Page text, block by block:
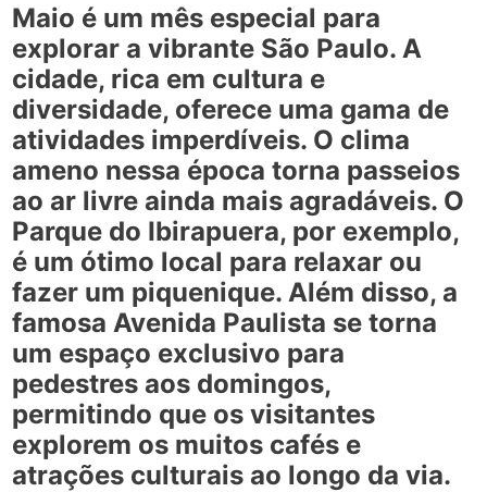
Maio é um mês especial para
explorar a vibrante São Paulo. A
cidade, rica em cultura e
diversidade, oferece uma gama de
atividades imperdíveis. O clima
ameno nessa época torna passeios
ao ar livre ainda mais agradáveis. O
Parque do Ibirapuera, por exemplo,
é um ótimo local para relaxar ou
fazer um piquenique. Além disso, a
famosa Avenida Paulista se torna
um espaço exclusivo para
pedestres aos domingos,
permitindo que os visitantes
explorem os muitos cafés e
atrações culturais ao longo da via.